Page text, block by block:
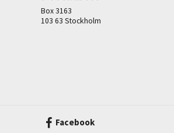
Box 3163
103 63 Stockholm
Facebook